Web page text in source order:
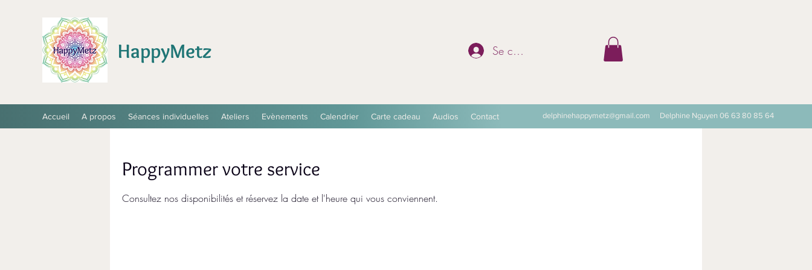
HappyMetz Se connecter
Accueil A propos Séances individuelles Ateliers Evènements Calendrier Carte cadeau Audios Contact delphinehappymetz@gmail.com Delphine Nguyen 06 63 80 85 64
Programmer votre service
Consultez nos disponibilités et réservez la date et l'heure qui vous conviennent.